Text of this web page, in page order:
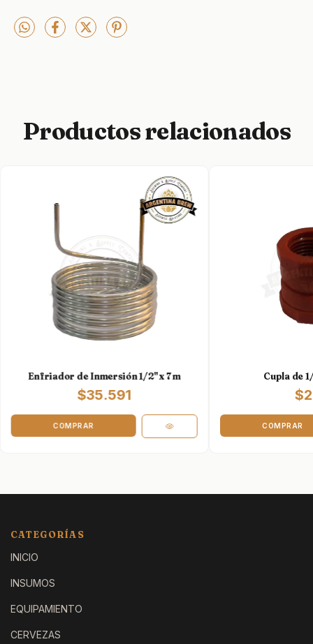
Productos relacionados
Enfriador de Inmersión 1/2" x 7 m
$35.591
Cupla de
CATEGORÍAS
INICIO
INSUMOS
EQUIPAMIENTO
CERVEZAS